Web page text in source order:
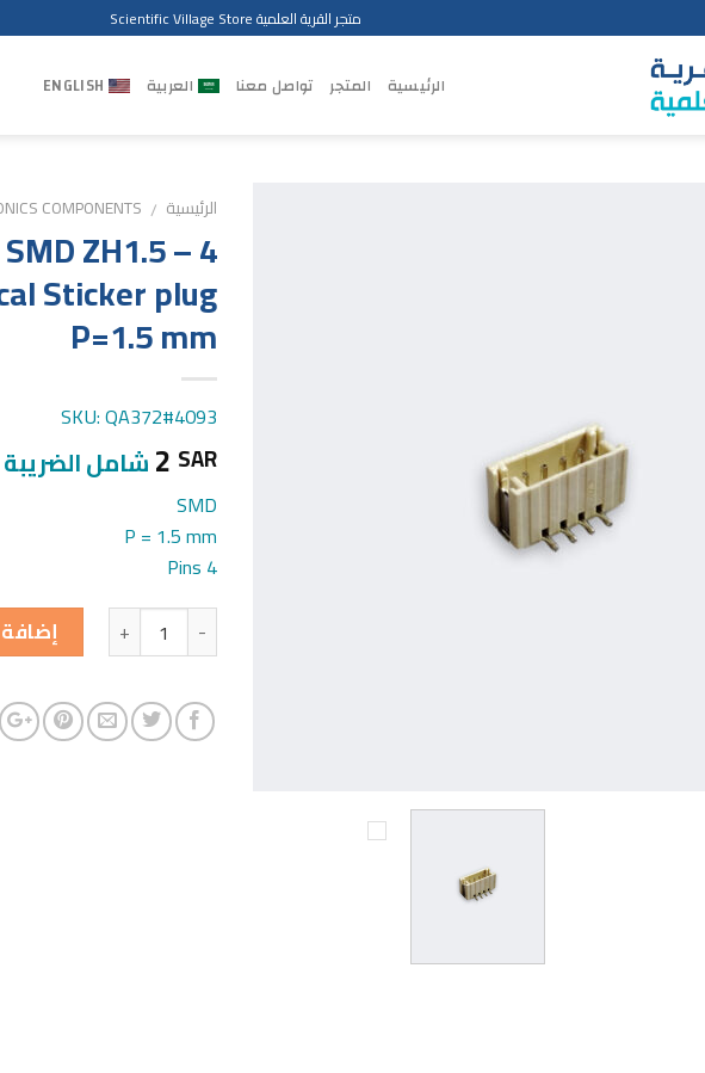
متجر القرية العلمية Scientific Village Store
الرئيسية المتجر تواصل معنا العربية ENGLISH
الرئيسية /
COMPONENTS
ZH1.5 – 4
Sticker plug
P=1.5 mm
SKU: QA372#4093
2 SAR شامل الضريبة
SMD
P = 1.5 mm
4 Pins
الكمية